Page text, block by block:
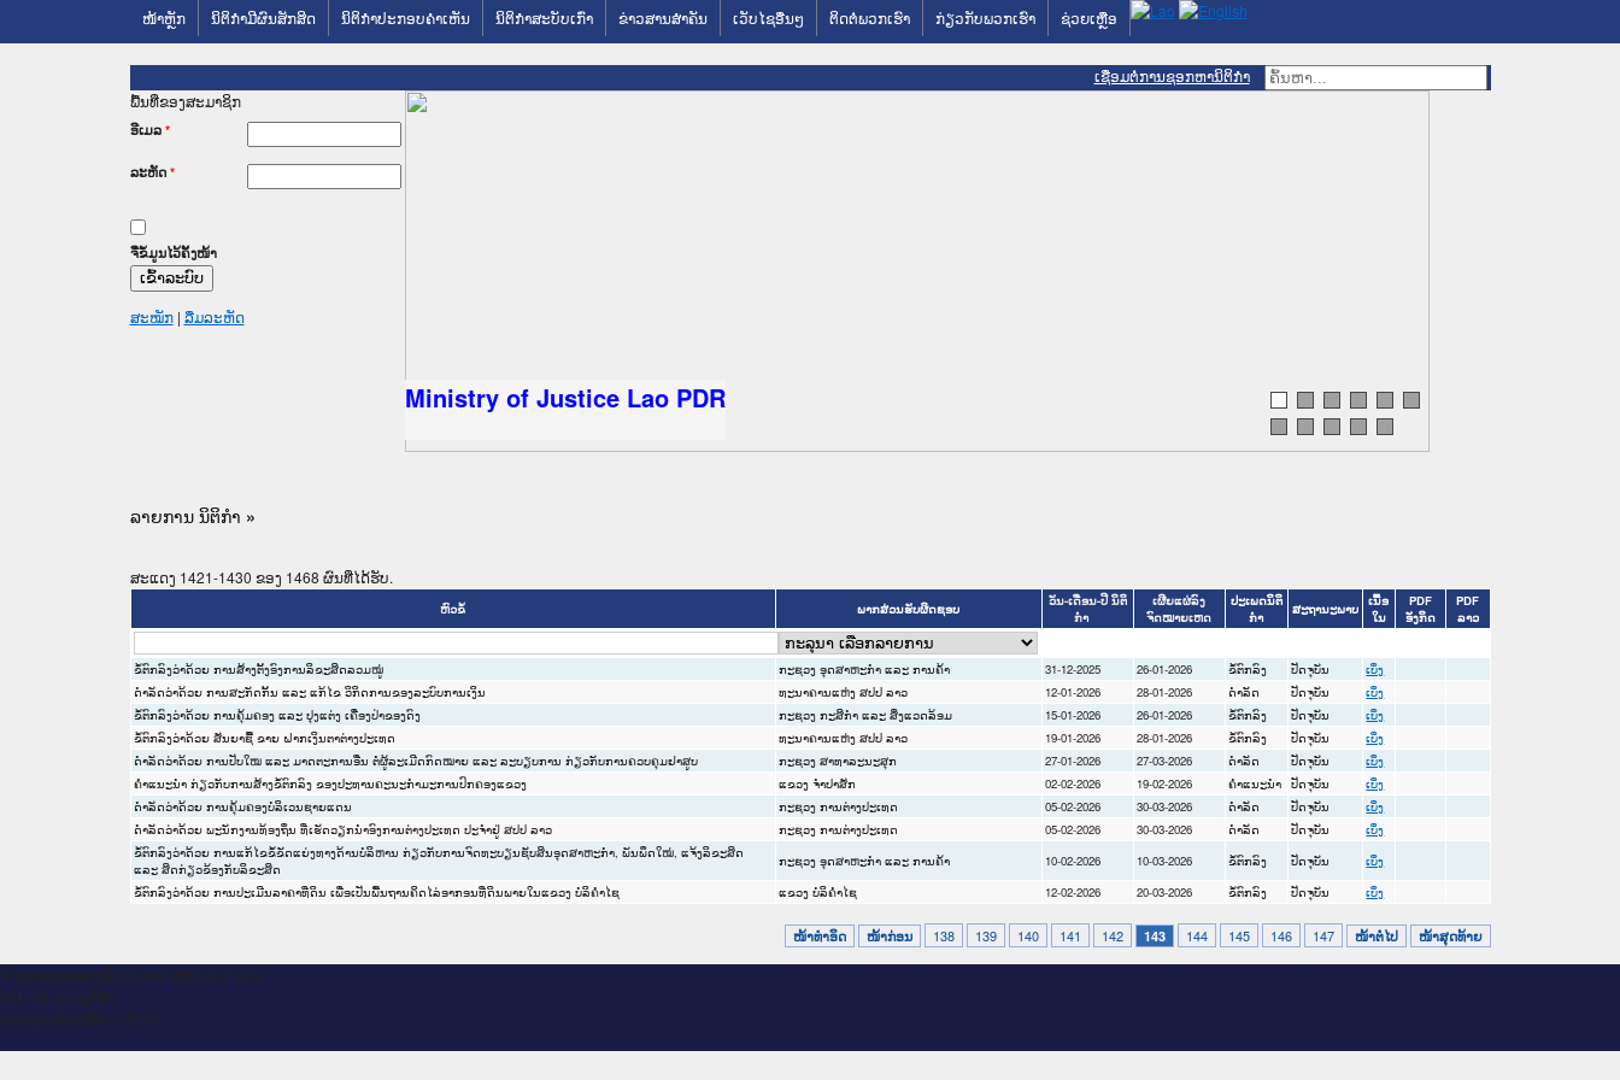
ໜ້າຫຼັກ ນິຕິກໍາມີຜົນສັກສິດ ນິຕິກໍາປະກອບຄໍາເຫັນ ນິຕິກໍາສະບັບເກົ່າ ຂ່າວສານສໍາຄັນ ເວັບໄຊອື່ນໆ ຕິດຕໍ່ພວກເຮົາ ກ່ຽວກັບພວກເຮົາ ຊ່ວຍເຫຼືອ
ເຊື່ອມຕໍ່ການຊອກຫານິຕິກຳ
ພື້ນທີ່ຂອງສະມາຊິກ
ອີເມລ *
ລະຫັດ *
ຈື່ຂໍ້ມູນໄວ້ຄັ້ງໜ້າ
ສະໝັກ| ລືມລະຫັດ
Ministry of Justice Lao PDR
ລາຍການ ນິຕິກໍາ »
ສະແດງ 1421-1430 ຂອງ 1468 ຜົນທີ່ໄດ້ຮັບ.
ຫົວຂໍ້ ພາກສ່ວນຮັບຜິດຊອບ
ວັນ-ເດືອນ-ປີ ນິຕິ
ກໍາ
ເຜີຍແຜ່ລົງ
ຈົດໝາຍເຫດ
ປະເພດນິຕິ
ກໍາ
ສະຖານະພາບ
ເນື້ອ
ໃນ
PDF
ອັງກິດ
PDF
ລາວ
ຂໍ້ຕົກລົງວ່າດ້ວຍ ການສ້າງຕັ້ງອົງການລິຂະສິດລວມໝູ່ ກະຊວງ ອຸດສາຫະກຳ ແລະ ການຄ້າ 31-12-2025 26-01-2026 ຂໍ້ຕົກລົງ ປັດຈຸບັນ
ເບິ່ງ
ດຳລັດວ່າດ້ວຍ ການສະກັດກັ້ນ ແລະ ແກ້ໄຂ ວິກິດການຂອງລະບົບການເງິນ
ທະນາຄານແຫ່ງ ສປປ ລາວ 12-01-2026 28-01-2026 ດໍາລັດ ປັດຈຸບັນ
ເບິ່ງ
ຂໍ້ຕົກລົງວ່າດ້ວຍ ການຄຸ້ມຄອງ ແລະ ປຸງແຕ່ງ ເຄື່ອງປ່າຂອງດົງ
ກະຊວງ ກະສິກຳ ແລະ ສິ່ງແວດລ້ອມ 15-01-2026 26-01-2026 ຂໍ້ຕົກລົງ ປັດຈຸບັນ
ເບິ່ງ
ຂໍ້ຕົກລົງວ່າດ້ວຍ ສັນຍາຊື້ ຂາຍ ຝາກເງິນຕາຕ່າງປະເທດ
ທະນາຄານແຫ່ງ ສປປ ລາວ 19-01-2026 28-01-2026 ຂໍ້ຕົກລົງ ປັດຈຸບັນ
ເບິ່ງ
ດຳລັດວ່າດ້ວຍ ການປັບໃໝ ແລະ ມາດຕະການອື່ນ ຕໍ່ຜູ້ລະເມີດກົດໝາຍ ແລະ ລະບຽບການ ກ່ຽວກັບການຄວບຄຸມຢາສູບ
ກະຊວງ ສາທາລະນະສຸກ 27-01-2026 27-03-2026 ດໍາລັດ ປັດຈຸບັນ
ເບິ່ງ
ຄຳແນະນຳ ກ່ຽວກັບການສ້າງຂໍ້ຕົກລົງ ຂອງປະທານຄະນະກຳມະການປົກຄອງແຂວງ
ແຂວງ ຈໍາປາສັກ 02-02-2026 19-02-2026 ຄໍາແນະນໍາ ປັດຈຸບັນ
ເບິ່ງ
ດຳລັດວ່າດ້ວຍ ການຄຸ້ມຄອງບໍລິເວນຊາຍແດນ
ກະຊວງ ການຕ່າງປະເທດ 05-02-2026 30-03-2026 ດໍາລັດ ປັດຈຸບັນ
ເບິ່ງ
ດຳລັດວ່າດ້ວຍ ພະນັກງານທ້ອງຖິ່ນ ທີ່ເຮັດວຽກນຳອົງການຕ່າງປະເທດ ປະຈຳຢູ່ ສປປ ລາວ
ກະຊວງ ການຕ່າງປະເທດ 05-02-2026 30-03-2026 ດໍາລັດ ປັດຈຸບັນ
ເບິ່ງ
ຂໍ້ຕົກລົງວ່າດ້ວຍ ການແກ້ໄຂຂໍ້ຂັດແຍ່ງທາງດ້ານບໍລິຫານ ກ່ຽວກັບການຈົດທະບຽນຊັບສິນອຸດສາຫະກຳ, ພັນພຶດໃໝ່, ແຈ້ງລິຂະສິດ
ແລະ ສິດກ່ຽວຂ້ອງກັບລິຂະສິດ
ກະຊວງ ອຸດສາຫະກຳ ແລະ ການຄ້າ 10-02-2026 10-03-2026 ຂໍ້ຕົກລົງ ປັດຈຸບັນ
ເບິ່ງ
ຂໍ້ຕົກລົງວ່າດ້ວຍ ການປະເມີນລາຄາທີ່ດິນ ເພື່ອເປັນພື້ນຖານຄິດໄລ່ອາກອນທີ່ດິນພາຍໃນແຂວງ ບໍລິຄຳໄຊ
ແຂວງ ບໍລິຄໍາໄຊ 12-02-2026 20-03-2026 ຂໍ້ຕົກລົງ ປັດຈຸບັນ ເບິ່ງ
ໜ້າທໍາອິດ ໜ້າກ່ອນ 138 139 140 141 142 143 144 145 146 147 ໜ້າຕໍ່ໄປ ໜ້າສຸດທ້າຍ
ຈົດ​ໝາຍ​ເຫດ​ທາງ​ລັດ​ຖະ​ການ ແຫ່ງ ສ​ປ​ປ ລາວ
ໂດຍ: ກະ​ຊວງຍຸ​ຕິ​ທຳ
ສະ​ຫງວນ​ລິ​ຂະ​ສິດ © 2013